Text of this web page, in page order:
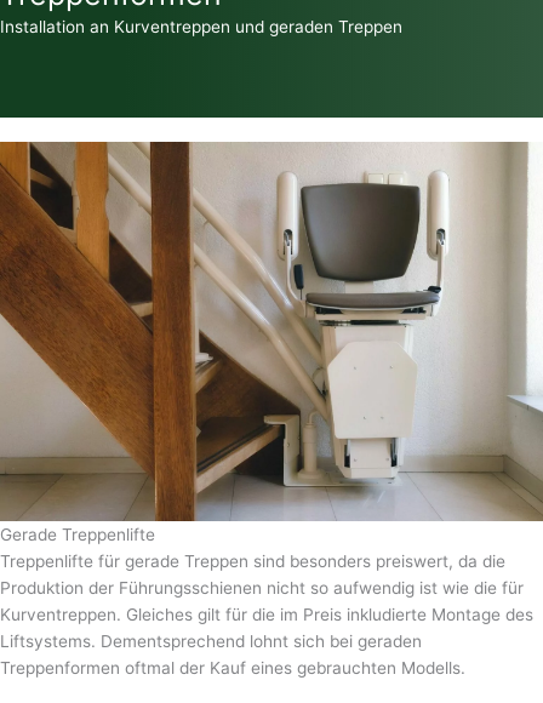
Installation an Kurventreppen und geraden Treppen
Gerade Treppenlifte
Treppenlifte für gerade Treppen sind besonders preiswert, da die
Produktion der Führungsschienen nicht so aufwendig ist wie die für
Kurventreppen. Gleiches gilt für die im Preis inkludierte Montage des
Liftsystems. Dementsprechend lohnt sich bei geraden
Treppenformen oftmal der Kauf eines gebrauchten Modells.